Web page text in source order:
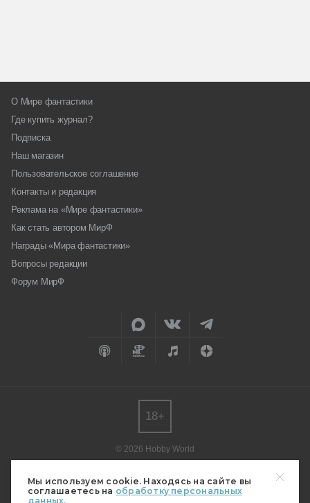
Мы используем cookie. Находясь на сайте вы
соглашаетесь на обработку персональных
данных.
О Мире фантастики
Где купить журнал?
Подписка
Наш магазин
Пользовательское соглашение
Контакты и редакция
Реклама на «Мире фантастики»
Как стать автором МирФ
Награды «Мира фантастики»
Вопросы редакции
Форум МирФ
© 2026 Hobby World
редакции.
Мнение авторов может не совпадать с мнением редакции.
18+